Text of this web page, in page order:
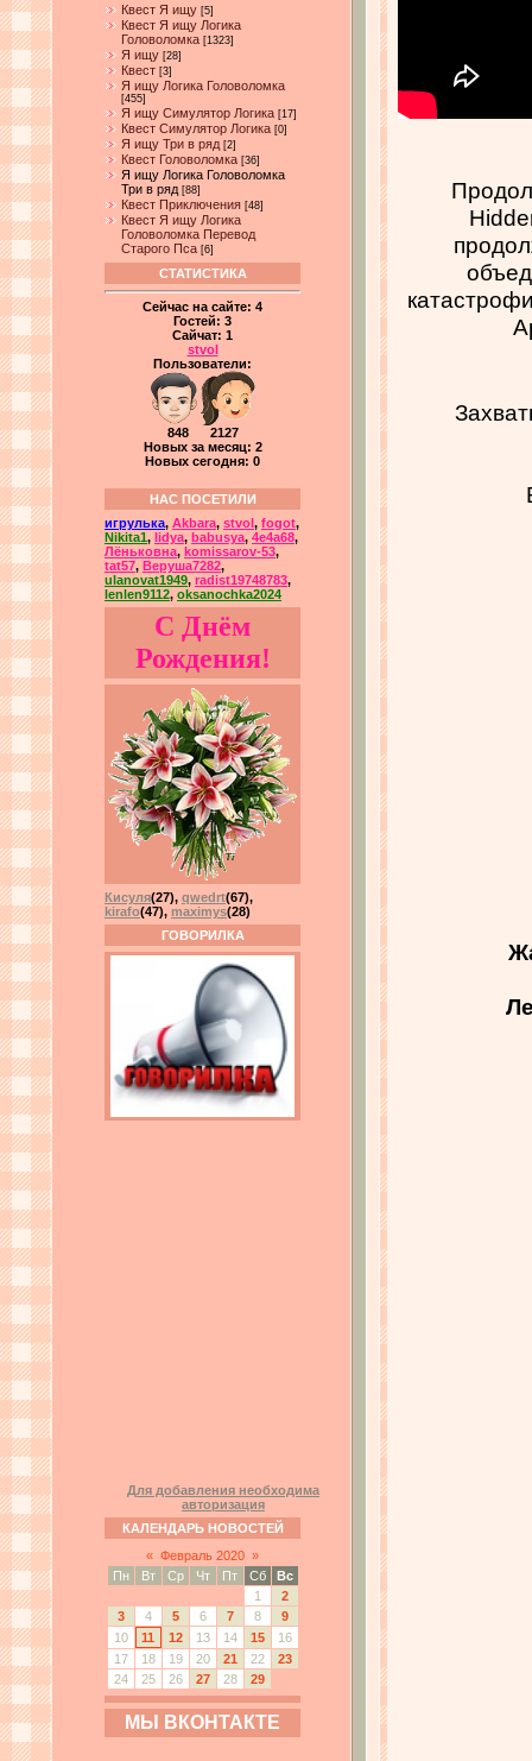
Квест Я ищу [5]
Квест Я ищу Логика
Головоломка [1323]
Я ищу [28]
Квест [3]
Я ищу Логика Головоломка
[455]
Я ищу Симулятор Логика [17]
Квест Симулятор Логика [0]
Я ищу Три в ряд [2]
Квест Головоломка [36]
Я ищу Логика Головоломка
Три в ряд [88]
Квест Приключения [48]
Квест Я ищу Логика
Головоломка Перевод
Старого Пса [6]
СТАТИСТИКА
Сейчас на сайте: 4
Гостей: 3
Сайчат: 1
stvol
Пользователи:
848 2127
Новых за месяц: 2
Новых сегодня: 0
НАС ПОСЕТИЛИ
игрулька, Akbara, stvol , fogot,
Nikita1, lidya, babusya, 4e4a68,
Лёньковна, komissarov-53,
tat57, Веруша7282,
ulanovat1949, radist19748783,
lenlen9112, oksanochka2024
С Днём
Рождения!
Кисуля(27), qwedrt(67),
kirafo(47), maximys(28)
ГОВОРИЛКА
Для добавления необходима
авторизация
КАЛЕНДАРЬ НОВОСТЕЙ
« Февраль 2020 »
Пн
Вт Ср Чт Пт Сб
Вс
1
2
3
4 5 6 7 8
9
10
11 12 13 14 15
16
17
18 19 20 21 22
23
24
25 26 27 28 29
МЫ ВКОНТАКТЕ